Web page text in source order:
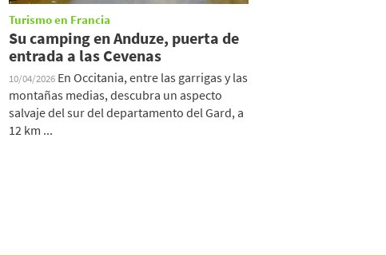
Turismo en Francia
Su camping en Anduze, puerta de
entrada a las Cevenas
10/04/2026 En Occitania, entre las garrigas y las
montañas medias, descubra un aspecto
salvaje del sur del departamento del Gard, a
12 km ...